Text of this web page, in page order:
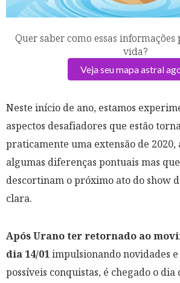
Quer saber como essas
vida?
Veja seu mapa astral
Neste início de ano, estamos
aspectos desafiadores que estão
praticamente uma extensão de 2020,
algumas diferenças pontuais mas
descortinam o próximo ato do show
clara.
Após Urano ter retornado ao
dia 14/01impulsionando novidades
possíveis conquistas, é chegado o